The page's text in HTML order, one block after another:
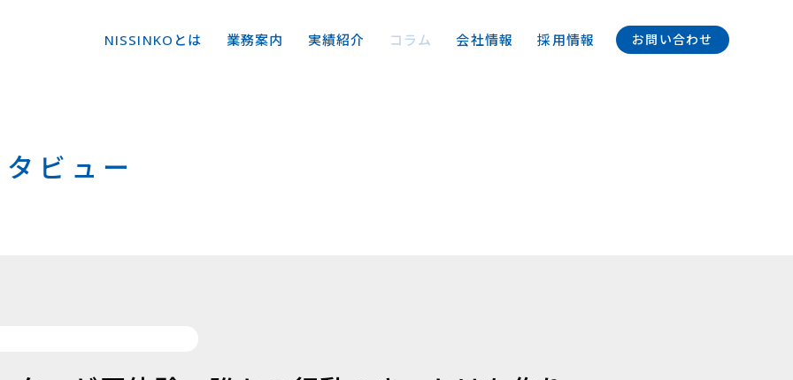
NISSINKOとは 業務案内 実績紹介 コラム 会社情報 採用情報 お問い合わせ
ビュー